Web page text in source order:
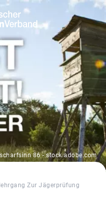
86 - stock.adobe.com
Zur Jägerprüfung